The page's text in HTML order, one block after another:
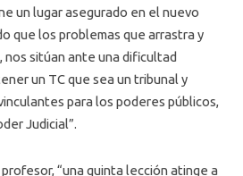
un lugar asegurado en el nuevo
que los problemas que arrastra y
sitúan ante una dificultad
un TC que sea un tribunal y
para los poderes públicos,
Judicial”.
“una quinta lección atinge a